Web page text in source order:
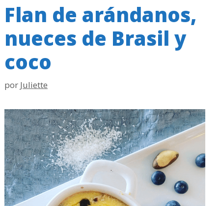
Flan de arándanos,
nueces de Brasil y
coco
por Juliette